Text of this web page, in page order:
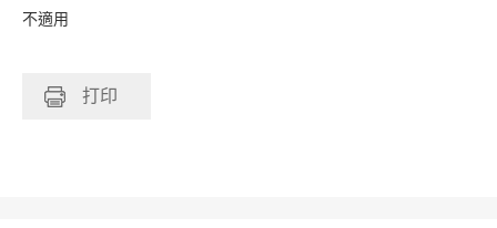
不適用
打印